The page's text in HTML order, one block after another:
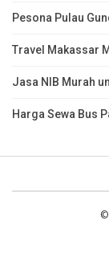
Pesona Pulau
Travel Makassar
Jasa NIB Murah
Harga Sewa Bus
©